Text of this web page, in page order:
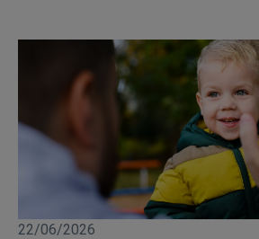
22/06/2026